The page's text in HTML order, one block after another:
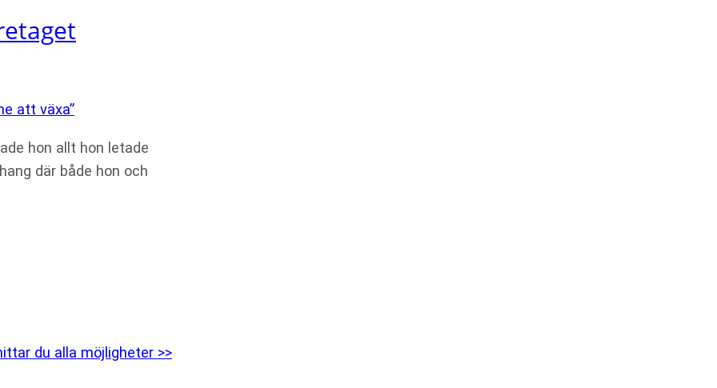
hon allt hon letade
där både hon och
du alla möjligheter >>